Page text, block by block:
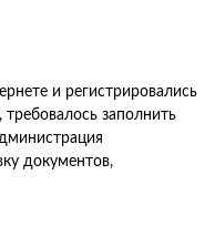
и регистрировались
заполнить
документов,